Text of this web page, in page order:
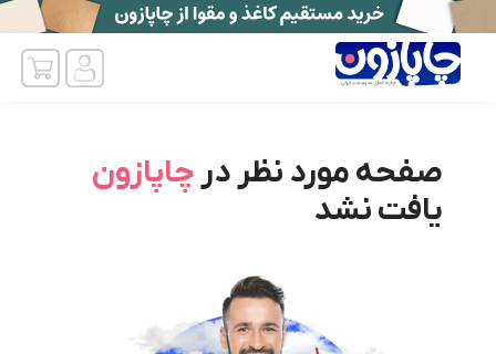
صفحه مورد نظر درچاپازون
یافت نشد